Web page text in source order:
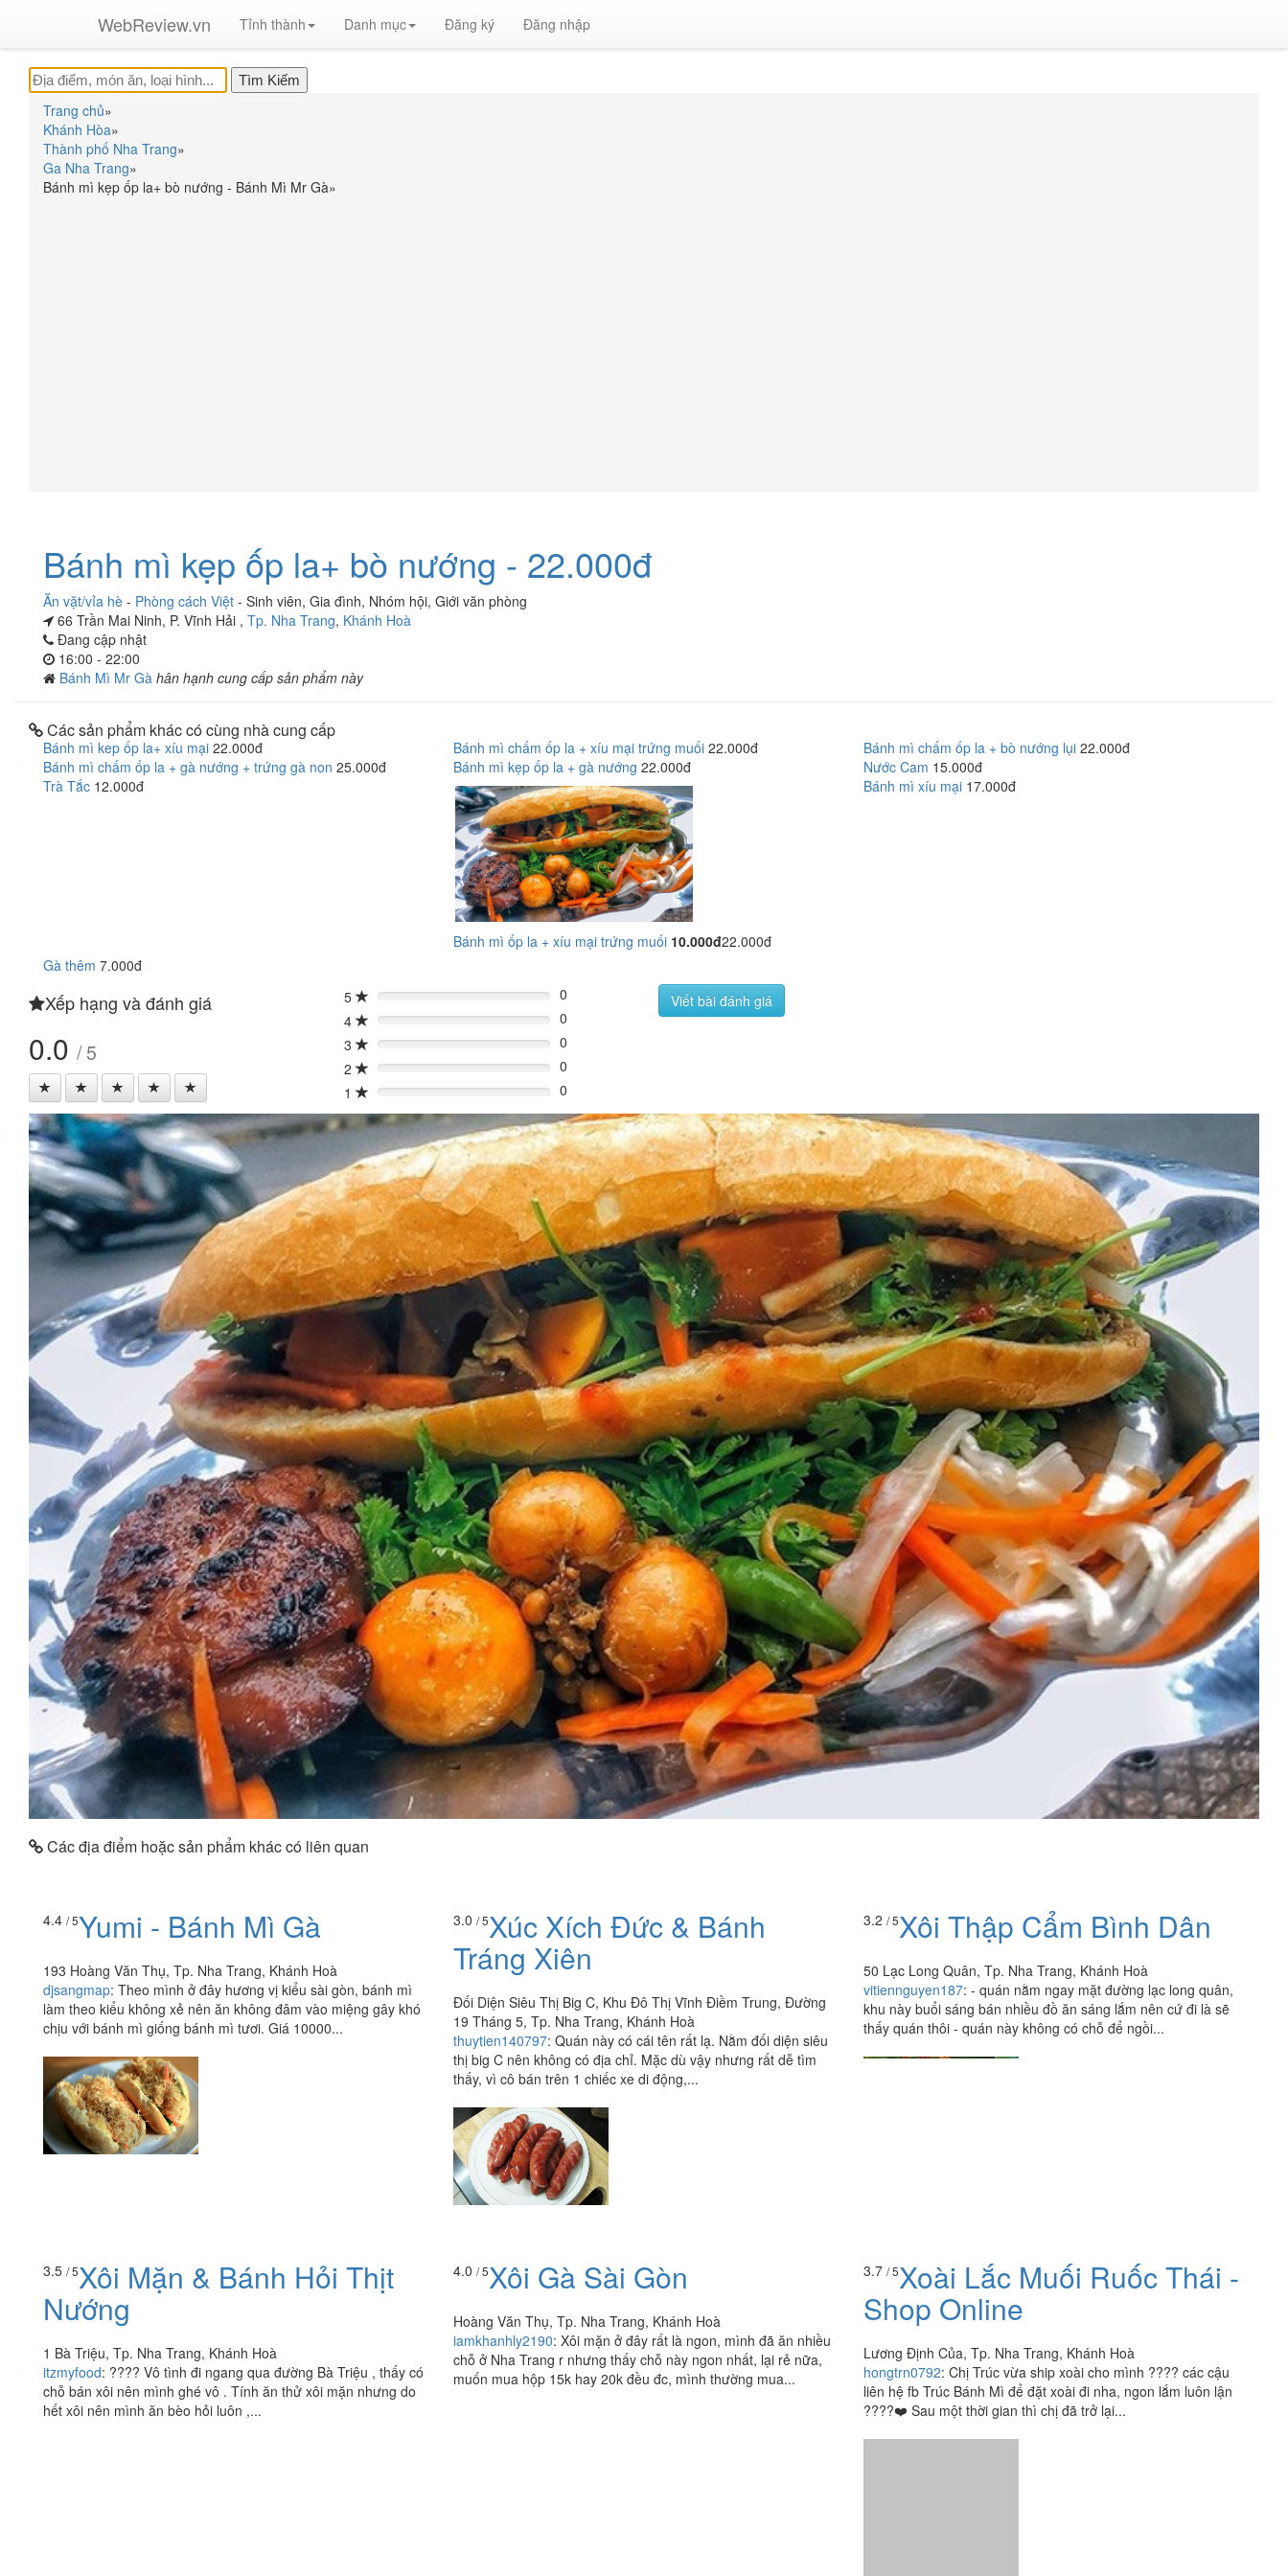
WebReview.vn Tỉnh thành Danh mục Đăng ký Đăng nhập
Trang chủ»
Khánh Hòa»
Thành phố Nha Trang»
Ga Nha Trang»
Bánh mì kẹp ốp la+ bò nướng - Bánh Mì Mr Gà»
Bánh mì kẹp ốp la+ bò nướng - 22.000đ
Ăn vặt/vỉa hè - Phòng cách Việt - Sinh viên, Gia đình, Nhóm hội, Giới văn phòng
66 Trần Mai Ninh, P. Vĩnh Hải , Tp. Nha Trang, Khánh Hoà
Đang cập nhật
16:00 - 22:00
Bánh Mì Mr Gà hân hạnh cung cấp sản phẩm này
Các sản phẩm khác có cùng nhà cung cấp
Bánh mì kep ốp la+ xíu mại 22.000đ Bánh mì chấm ốp la + xíu mại trứng muối 22.000đ Bánh mì chấm ốp la + bò nướng lụi 22.000đ
Bánh mì chấm ốp la + gà nướng + trứng gà non 25.000đ Bánh mì kẹp ốp la + gà nướng 22.000đ Nước Cam 15.000đ
Trà Tắc 12.000đ
Bánh mì ốp la + xíu mại trứng muối 10.000đ22.000đ
Bánh mì xíu mại 17.000đ
Gà thêm 7.000đ
Xếp hạng và đánh giá
0.0 / 5
5 0%
0
4
0%
0
3
0%
0
2
0%
0
1
0% 0
Viết bài đánh giá
Các địa điểm hoặc sản phẩm khác có liên quan
4.4 / 5Yumi - Bánh Mì Gà
193 Hoàng Văn Thụ, Tp. Nha Trang, Khánh Hoà
djsangmap: Theo mình ở đây hương vị kiểu sài gòn, bánh mì
làm theo kiểu không xẻ nên ăn không đâm vào miệng gây khó
chịu với bánh mì giống bánh mì tươi. Giá 10000...
3.0 / 5Xúc Xích Đức & Bánh
Tráng Xiên
Đối Diện Siêu Thị Big C, Khu Đô Thị Vĩnh Điềm Trung, Đường
19 Tháng 5, Tp. Nha Trang, Khánh Hoà
thuytien140797: Quán này có cái tên rất lạ. Nằm đối diện siêu
thị big C nên không có địa chỉ. Mặc dù vậy nhưng rất dễ tìm
thấy, vì cô bán trên 1 chiếc xe di động,...
3.2 / 5Xôi Thập Cẩm Bình Dân
50 Lạc Long Quân, Tp. Nha Trang, Khánh Hoà
vitiennguyen187: - quán nằm ngay mặt đường lạc long quân,
khu này buổi sáng bán nhiều đồ ăn sáng lắm nên cứ đi là sẽ
thấy quán thôi - quán này không có chỗ để ngồi...
3.5 / 5Xôi Mặn & Bánh Hỏi Thịt
Nướng
1 Bà Triệu, Tp. Nha Trang, Khánh Hoà
itzmyfood: ???? Vô tình đi ngang qua đường Bà Triệu , thấy có
chỗ bán xôi nên mình ghé vô . Tính ăn thử xôi mặn nhưng do
hết xôi nên mình ăn bèo hỏi luôn ,...
4.0 / 5Xôi Gà Sài Gòn
Hoàng Văn Thụ, Tp. Nha Trang, Khánh Hoà
iamkhanhly2190: Xôi mặn ở đây rất là ngon, mình đã ăn nhiều
chỗ ở Nha Trang r nhưng thấy chỗ này ngon nhất, lại rẻ nữa,
muốn mua hộp 15k hay 20k đều đc, mình thường mua...
3.7 / 5Xoài Lắc Muối Ruốc Thái -
Shop Online
Lương Định Của, Tp. Nha Trang, Khánh Hoà
hongtrn0792: Chị Trúc vừa ship xoài cho mình ???? các cậu
liên hệ fb Trúc Bánh Mì để đặt xoài đi nha, ngon lắm luôn lận
????❤️ Sau một thời gian thì chị đã trở lại...